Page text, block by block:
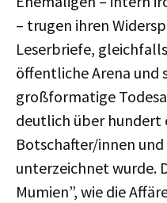
– trugen ihren
Leserbriefe, gleichfalls
öffentliche Arena und
großformatige
deutlich über hundert
Botschafter/innen
unterzeichnet wurde.
Mumien”, wie die